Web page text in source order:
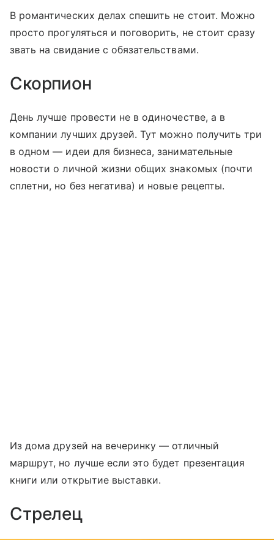
В романтических делах спешить не стоит. Можно
просто прогуляться и поговорить, не стоит сразу
звать на свидание с обязательствами.
Скорпион
День лучше провести не в одиночестве, а в
компании лучших друзей. Тут можно получить три
в одном — идеи для бизнеса, занимательные
новости о личной жизни общих знакомых (почти
сплетни, но без негатива) и новые рецепты.
Из дома друзей на вечеринку — отличный
маршрут, но лучше если это будет презентация
книги или открытие выставки.
Стрелец